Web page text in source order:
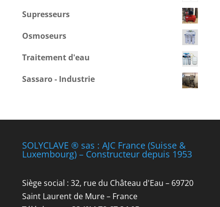
Supresseurs
Osmoseurs
Traitement d'eau
Sassaro - Industrie
SOLYCLAVE ® sas : AJC France (Suisse &
Luxembourg) – Constructeur depuis 1953
Siège social : 32, rue du Château d'Eau – 69720
Saint Laurent de Mure – France